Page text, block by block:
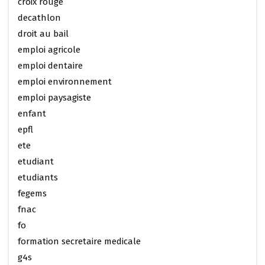
decathlon
droit au bail
emploi agricole
emploi dentaire
emploi environnement
emploi paysagiste
enfant
epfl
ete
etudiant
etudiants
fegems
fnac
fo
formation secretaire medicale
g4s